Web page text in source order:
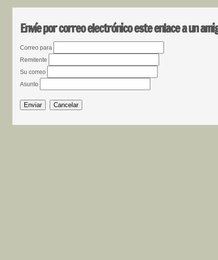
Envíe por correo electrónico este enlace a un
Correo para
Remitente
Su correo
Asunto
Enviar Cancelar